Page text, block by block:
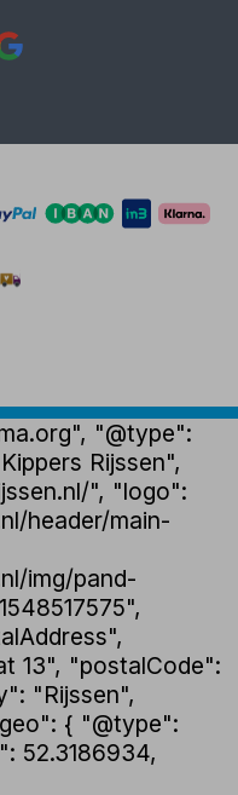
"@type":
Rijssen",
", "logo":
header/main-
img/pand-
13", "postalCode":
"Rijssen",
{ "@type":
52.3186934,